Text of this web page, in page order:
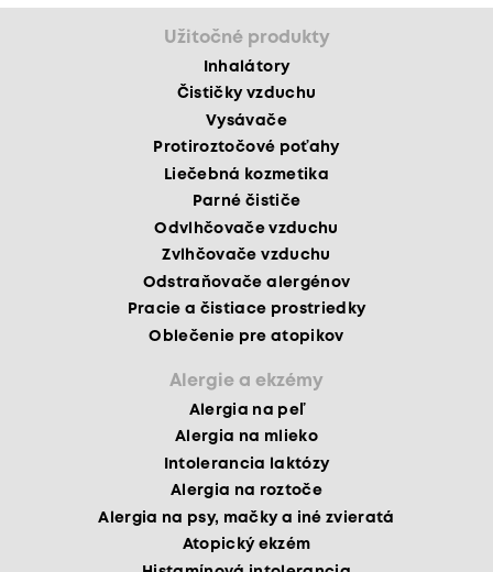
Užitočné produkty
Inhalátory
Čističky vzduchu
Vysávače
Protiroztočové poťahy
Liečebná kozmetika
Parné čističe
Odvlhčovače vzduchu
Zvlhčovače vzduchu
Odstraňovače alergénov
Pracie a čistiace prostriedky
Oblečenie pre atopikov
Alergie a ekzémy
Alergia na peľ
Alergia na mlieko
Intolerancia laktózy
Alergia na roztoče
Alergia na psy, mačky a iné zvieratá
Atopický ekzém